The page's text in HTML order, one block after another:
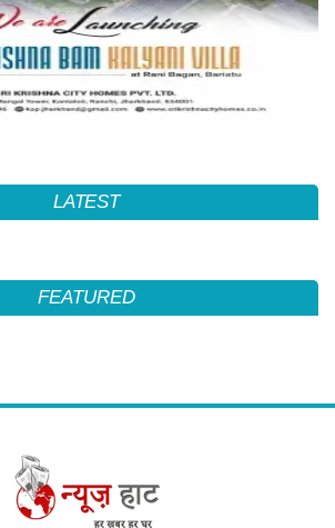
LATEST
FEATURED